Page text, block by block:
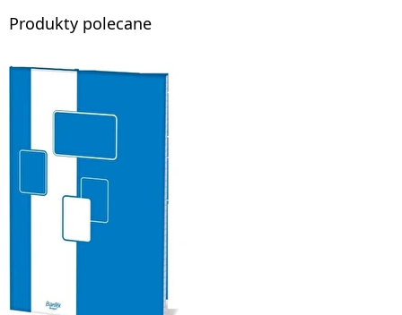
Produkty polecane